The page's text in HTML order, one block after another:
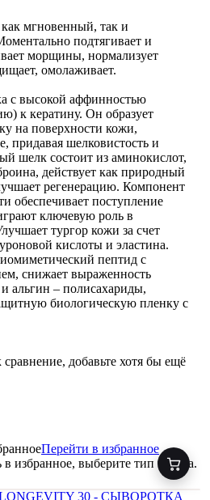
мгновенный, так и
подтягивает и
морщины, нормализует
омолаживает.
с высокой аффинностью
к кератину. Он образует
на поверхности кожи,
придавая шелковистость и
шелк состоит из аминокислот,
действует как природный
регенерацию. Компонент
обеспечивает поступление
ключевую роль в
тургор кожи за счет
кислоты и эластина.
пептид с
снижает выраженность
альгин – полисахариды,
биологическую пленку с
добавьте хотя бы ещё
Перейти в избранное
избранное, выберите тип товара.